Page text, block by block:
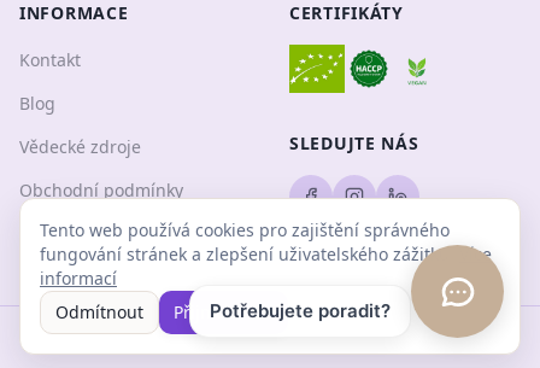
INFORMACE
Kontakt
Blog
Vědecké zdroje
Obchodní podmínky
Ochrana osobních údajů
CERTIFIKÁTY
SLEDUJTE NÁS
© 2026Ani. Všechna práva vyhrazena.
Tento web používá cookies pro zajištění správného
fungování stránek a zlepšení uživatelského zážitku. Více
informací
Odmítnout
Přijmout vše
Potřebujete poradit?